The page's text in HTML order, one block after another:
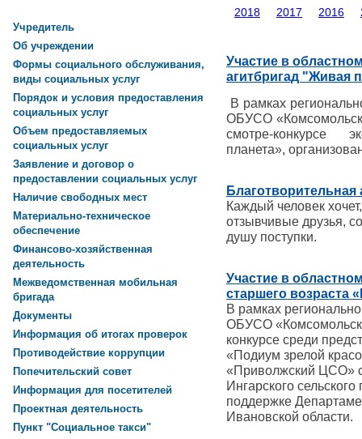
2018 2017 2016
Участие в
агитбригад "Живая
В рамках
ОБУСО
смотре-конкурсе
планета»,
Каждый человек
отзывчивые друзья,
душу поступки.
Участие в
старшего возраста
В рамках
ОБУСО
конкурсе среди
«Подиум зрелой
«Приволжский ЦСО»
Ингарского
поддержке
Ивановской области.
Учредитель
Об учреждении
Формы социального обслуживания,
виды социальных услуг
Порядок и условия предоставления
социальных услуг
Объем предоставляемых
социальных услуг
Заявление и договор о
предоставлении социальных услуг
Наличие свободных мест
Материально-техническое
обеспечение
Финансово-хозяйственная
деятельность
Межведомственная мобильная
бригада
Документы
Информация об итогах проверок
Противодействие коррупции
Попечительский совет
Информация для посетителей
Проектная деятельность
Пункт "Социальное такси"